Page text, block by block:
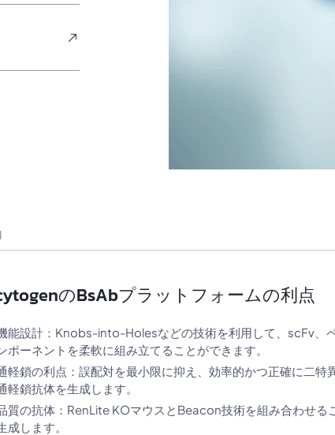
のBsAbプラットフォームの利点
能設計：Knobs-into-Holesなどの技術を利用して、scFv、
ポーネントを柔軟に組み立てることができます。
軽鎖の利点：誤配対を最小限に抑え、効率的かつ正確に二
軽鎖抗体を生成します。
質の抗体：RenLite KOマウスとBeacon技術を組み合わせる
成します。